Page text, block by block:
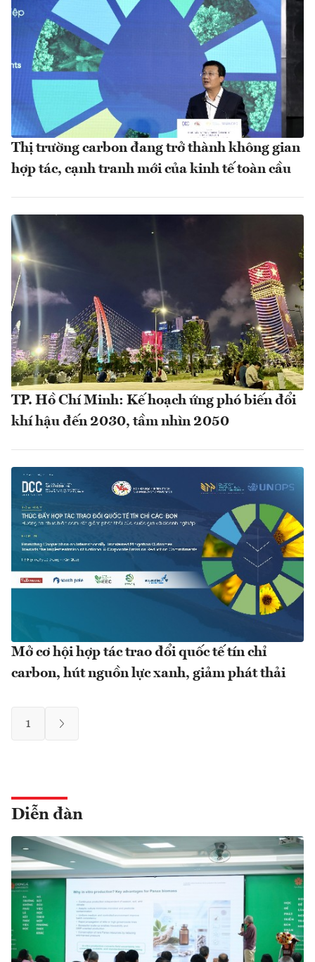
Thị trường carbon đang trở thành không gian
hợp tác, cạnh tranh mới của kinh tế toàn cầu
TP. Hồ Chí Minh: Kế hoạch ứng phó biến đổi
khí hậu đến 2030, tầm nhìn 2050
Mở cơ hội hợp tác trao đổi quốc tế tín chỉ
carbon, hút nguồn lực xanh, giảm phát thải
1
Diễn đàn